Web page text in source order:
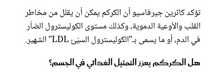
تؤكد كاثرين جيرفاسيو أن الكركم يمكن أن يقلل من مخاطر
القلب والأوعية الدموية، وكذلك مستوى الكوليسترول الضاّر
في الدم، أو ما يسمى بـ"الكوليسترول السيّئ LDL" الشهير.
هل الكركم يعزز التمثيل الغذائي في الجسم؟